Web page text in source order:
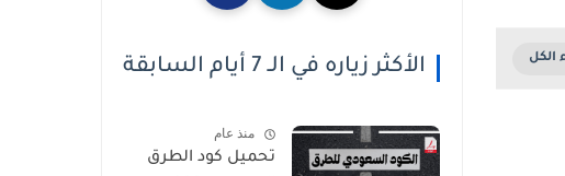
الأكثر زياره في الـ 7 أيام السابقة
منذ عام
تحميل كود الطرق